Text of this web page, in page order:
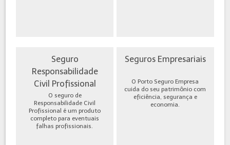
Seguro
Responsabilidade
Civil Profissional
O seguro de
Responsabilidade Civil
Profissional é um produto
completo para eventuais
falhas profissionais.
Seguros Empresariais
O Porto Seguro Empresa
cuida do seu patrimônio com
eficiência, segurança e
economia.